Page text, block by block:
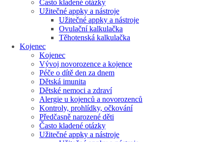
Často kladené otázky
Užitečné appky a nástroje
Užitečné appky a nástroje
Ovulační kalkulačka
Těhotenská kalkulačka
Kojenec
Kojenec
Vývoj novorozence a kojence
Péče o dítě den za dnem
Dětská imunita
Dětské nemoci a zdraví
Alergie u kojenců a novorozenců
Kontroly, prohlídky, očkování
Předčasně narozené děti
Často kladené otázky
Užitečné appky a nástroje